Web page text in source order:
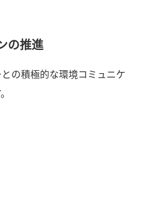
の推進
の積極的な環境コミュニケ